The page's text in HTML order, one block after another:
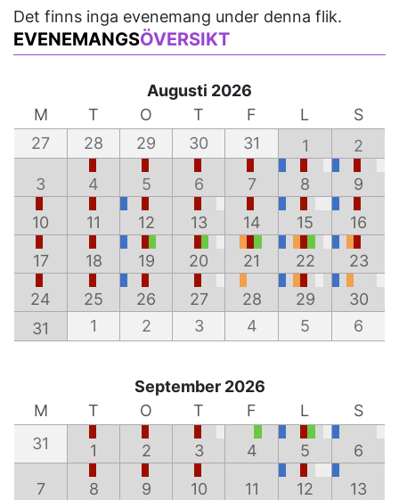
Det finns inga evenemang under denna flik.
EVENEMANGSÖVERSIKT
Augusti 2026
M
T O T F L
S
27
28 29 30 31 1 2
3 4 5 6 7 8 9
10 11 12 13 14 15 16
17 18 19 20 21 22 23
24 25 26 27 28 29
30
31
1 2 3 4 5 6
September 2026
M
T O T F L
S
31
1 2 3 4 5 6
7 8 9 10 11 12 13